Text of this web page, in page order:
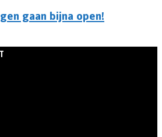
gaan bijna open!